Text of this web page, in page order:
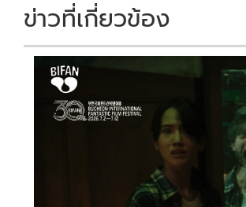
ข่าวที่เกี่ยวข้อง